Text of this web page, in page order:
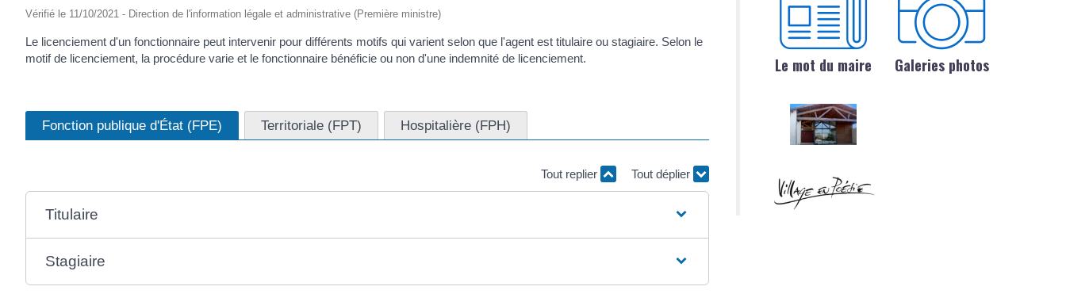
Vérifié le 11/10/2021 - Direction de l'information légale et administrative (Première ministre)
Le licenciement d'un fonctionnaire peut intervenir pour différents motifs qui varient selon que l'agent est titulaire ou stagiaire. Selon le
motif de licenciement, la procédure varie et le fonctionnaire bénéficie ou non d'une indemnité de licenciement.
Fonction publique d'État (FPE) Territoriale (FPT) Hospitalière (FPH)
Tout replier Tout déplier
Titulaire
Stagiaire
Le mot du maire Galeries photos